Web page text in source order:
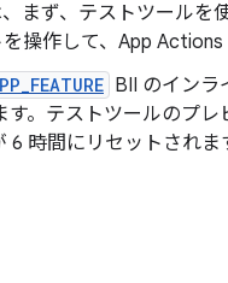
まず、テストツールを
操作して、App Actions
BII のインラ
。テストツールのプ
時間にリセットされま